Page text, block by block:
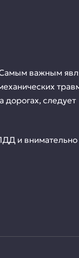
важным
дорогах, следует
и внимательно